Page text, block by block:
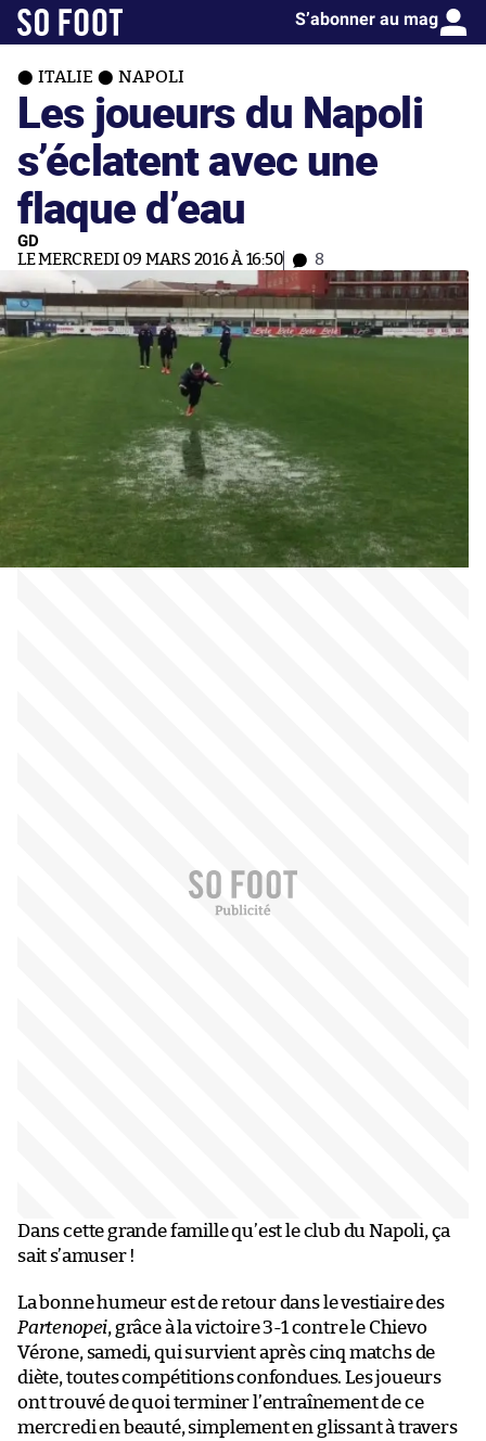
S’abonner au mag
ITALIE NAPOLI
Les joueurs du Napoli
s’éclatent avec une
flaque d’eau
GD
LE MERCREDI 09 MARS 2016 À 16:50 8
Dans cette grande famille qu’est le club du Napoli, ça
sait s’amuser !
La bonne humeur est de retour dans le vestiaire des
Partenopei, grâce à la victoire 3-1 contre le Chievo
Vérone, samedi, qui survient après cinq matchs de
diète, toutes compétitions confondues. Les joueurs
ont trouvé de quoi terminer l’entraînement de ce
mercredi en beauté, simplement en glissant à travers